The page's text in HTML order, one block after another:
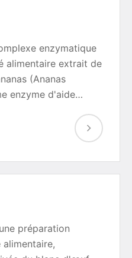
enzymatique
alimentaire extrait de
(Ananas
enzyme d'aide…
préparation